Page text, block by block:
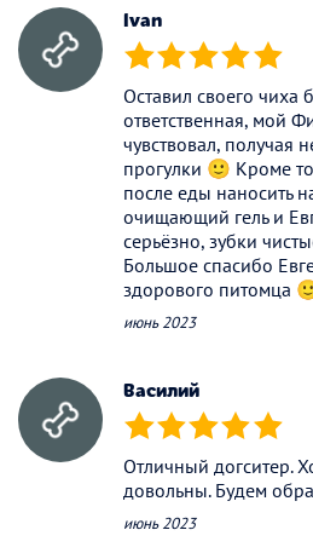
Ivan
(*) (*) (*) (*) (*)
Оставил своего чиха
ответственная, мой
чувствовал, получая
прогулки 🙂 Кроме
после еды наносить
очищающий гель и
серьёзно, зубки
Большое спасибо
здорового питомца
июнь 2023
Василий
(*) (*) (*) (*) (*)
Отличный догситер.
довольны. Будем
июнь 2023